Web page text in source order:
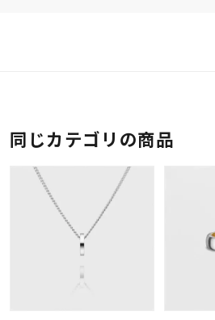
同じカテゴリの商品